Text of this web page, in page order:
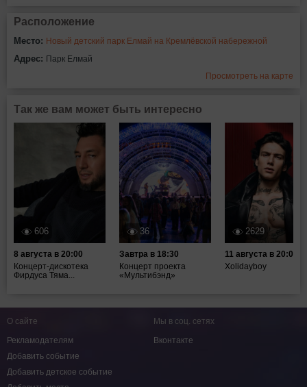
Расположение
Место: Новый детский парк Елмай на Кремлёвской набережной
Адрес: Парк Елмай
Просмотреть на карте
Так же вам может быть интересно
606
8 августа в 20:00
Концерт-дискотека
Фирдуса Тяма...
36
Завтра в 18:30
Концерт проекта
«Мультибэнд»
2629
11 августа в 20:00
Xolidayboy
О сайте
Рекламодателям
Добавить событие
Добавить детское событие
Мы в соц. сетях
Вконтакте